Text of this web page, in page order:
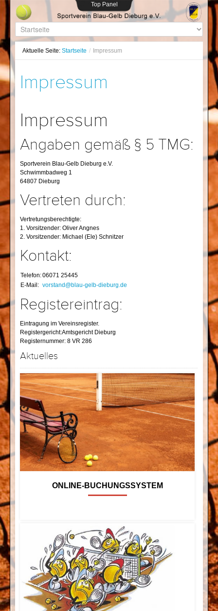
Top Panel
Aktuelle Seite:Startseite / Impressum
Impressum
Impressum
Angaben gemäß § 5 TMG:
Sportverein Blau-Gelb Dieburg e.V.
Schwimmbadweg 1
64807 Dieburg
Vertreten durch:
Vertretungsberechtigte:
1. Vorsitzender: Oliver Angnes
2.Vorsitzender: Michael (Ele) Schnitzer
Kontakt:
Telefon:06071 25445
E-Mail: vorstand@blau-gelb-dieburg.de
Registereintrag:
Eintragung im Vereinsregister.
Registergericht:Amtsgericht Dieburg
Registernummer: 8 VR 286
Aktuelles
ONLINE-BUCHUNGSSYSTEM